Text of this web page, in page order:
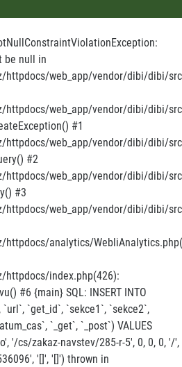
be null in
web_app/vendor/dibi/dibi/
web_app/vendor/dibi/dibi/
#1
web_app/vendor/dibi/dibi/
#2
web_app/vendor/dibi/dibi/
#3
httpdocs/web_app/vendor/dibi/dibi/
analytics/
index.php(426):
#6 {main} SQL: INSERT INTO
`get_id`, `sekce1`, `sekce2`,
`_get`, `_post`) VALUES
'/cs/zakaz-navstev/285-r-5', 0, 0, 0, '/',
'[]', '[]') thrown in